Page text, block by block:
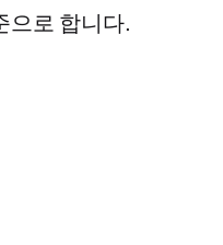
으로 합니다.